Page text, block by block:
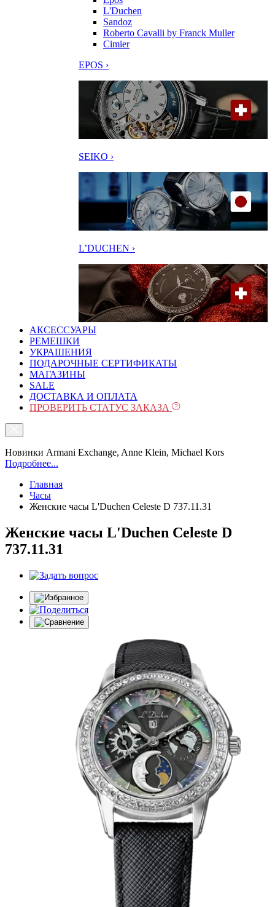
L'Duchen
Sandoz
Roberto Cavalli by Franck Muller
Cimier
EPOS ›
SEIKO ›
L’DUCHEN ›
АКСЕССУАРЫ
РЕМЕШКИ
УКРАШЕНИЯ
ПОДАРОЧНЫЕ СЕРТИФИКАТЫ
МАГАЗИНЫ
SALE
ДОСТАВКА И ОПЛАТА
ПРОВЕРИТЬ СТАТУС ЗАКАЗА
Новинки Armani Exchange, Anne Klein, Michael Kors
Подробнее...
Главная
Часы
Женские часы L'Duchen Celeste D 737.11.31
Женские часы L'Duchen Celeste D
737.11.31